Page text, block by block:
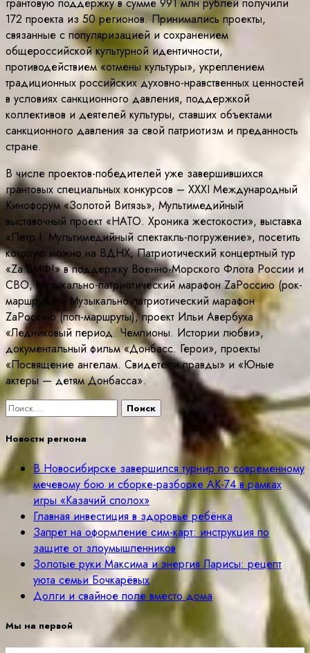
172 проекта из 50 регионов. Принимались проекты,
связанные с популяризацией и сохранением
общероссийской культурной идентичности,
противодействием «отмены культуры», укреплением
традиционных российских духовно-нравственных ценностей
в условиях санкционного давления, поддержкой
коллективов и деятелей культуры, ставших объектами
санкционного давления за свой патриотизм и преданность
стране.
В числе проектов-победителей уже завершившихся
грантовых специальных конкурсов – XXXI Международный
Кинофорум «Золотой Витязь», Мультимедийный
выставочный проект «НАТО. Хроника жестокости», выставка
«Петр I. Мультимедийный спектакль-погружение», посетить
которую можно на ВДНХ, Патриотический концертный тур
«Zа ВМФ!» в поддержку Военно-Морского Флота России и
СВО, Музыкально-патриотический марафон ZaРоссию (рок-
маршруты) и Музыкально-патриотический марафон
ZaРоссию (поп-маршруты), проект Ильи Авербуха
«Ледниковый период. Чемпионы. Истории любви»,
документальный фильм «Донбасс. Герои», проекты
«Посвящение ангелам. Свидетели правды» и «Юные
актеры — детям Донбасса».
Найти:
Новости региона
В Новосибирске завершился турнир по современному
мечевому бою и сборке-разборке АК-74 в рамках
игры «Казачий сполох»
Главная инвестиция в здоровье ребёнка
Запрет на оформление сим-карт: инструкция по
защите от злоумышленников
Золотые руки Максима и энергия Ларисы: рецепт
уюта семьи Бочкарёвых
Долги и свайное поле вместо дома
Мы на первой